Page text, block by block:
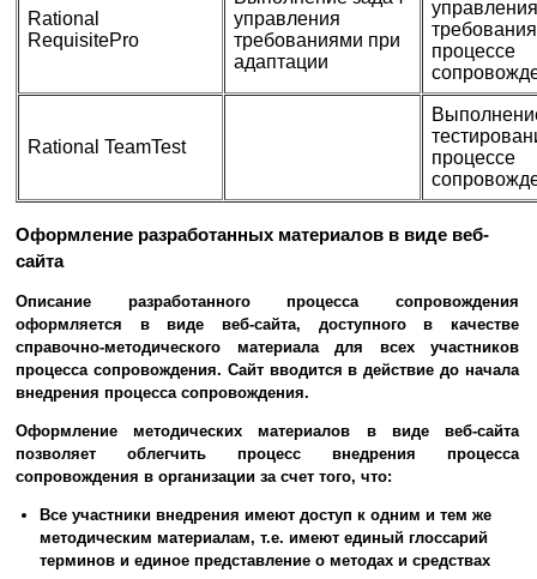
Rational
RequisitePro
управления
требованиями при
адаптации
управления
процессе
Rational TeamTest
процессе
Оформление разработанных материалов в виде веб-
сайта
Описание разработанного процесса сопровождения
оформляется в виде веб-сайта, доступного в качестве
справочно-методического материала для всех участников
процесса сопровождения. Сайт вводится в действие до начала
внедрения процесса сопровождения.
Оформление методических материалов в виде веб-сайта
позволяет облегчить процесс внедрения процесса
сопровождения в организации за счет того, что:
Все участники внедрения имеют доступ к одним и тем же
методическим материалам, т.е. имеют единый глоссарий
терминов и единое представление о методах и средствах